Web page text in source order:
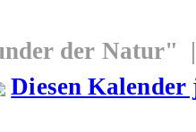
der
Diesen Kalender